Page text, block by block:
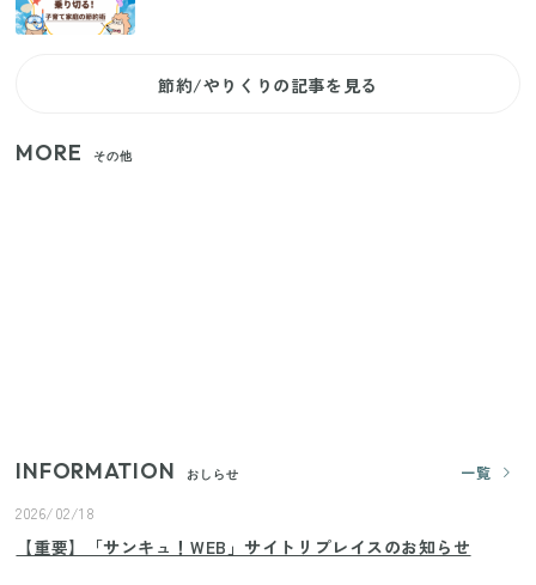
節約/やりくりの記事を見る
MORE その他
INFORMATION おしらせ
一覧
2026/02/18
【重要】「サンキュ！WEB」サイトリプレイスのお知らせ